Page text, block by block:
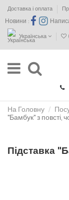
Доставка і оплата
Новини :
Українська
На Головну
"Бамбук" з повсті,
Підставка